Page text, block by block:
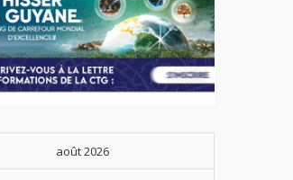
août 2026